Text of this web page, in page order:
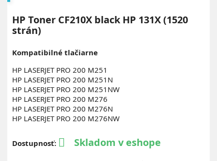
HP Toner CF210X black HP 131X (1520
strán)
Kompatibilné tlačiarne
HP LASERJET PRO 200 M251
HP LASERJET PRO 200 M251N
HP LASERJET PRO 200 M251NW
HP LASERJET PRO 200 M276
HP LASERJET PRO 200 M276N
HP LASERJET PRO 200 M276NW
Dostupnosť:  Skladom v eshope